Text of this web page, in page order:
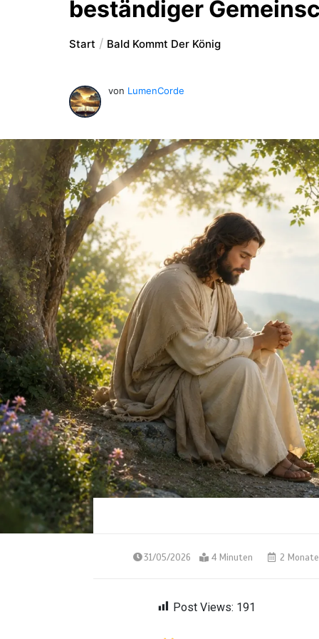
beständiger
Start Bald Kommt Der König
von LumenCorde
31/05/2026 4 Minuten 2
Post Views: 191